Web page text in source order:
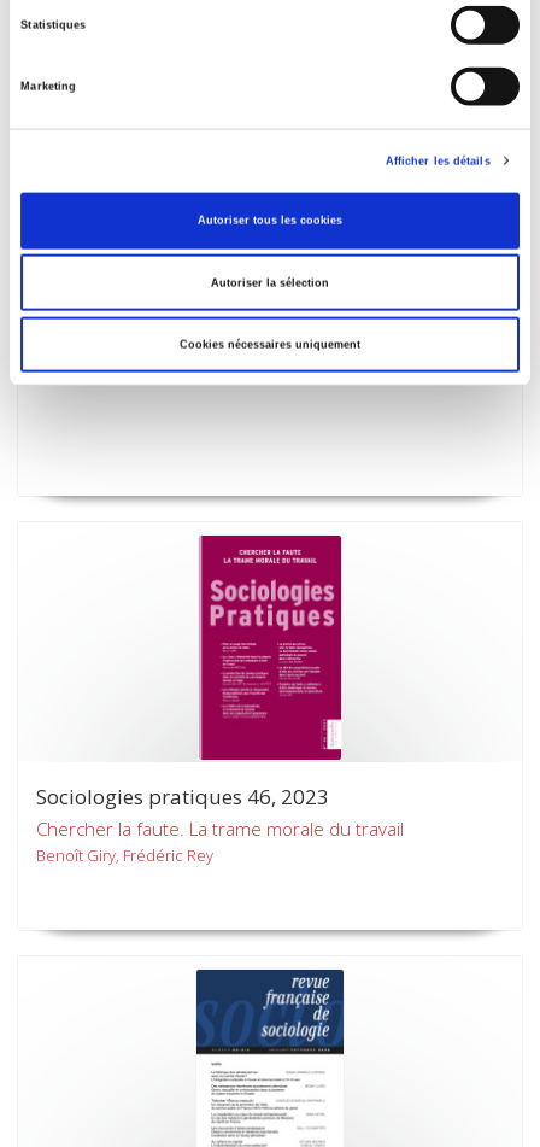
Statistiques
Marketing
Afficher les détails
Autoriser tous les cookies
Autoriser la sélection
Cookies nécessaires uniquement
Que sait-on du travail ?
Sociologies pratiques 46, 2023
Chercher la faute. La trame morale du travail
Benoît Giry, Frédéric Rey